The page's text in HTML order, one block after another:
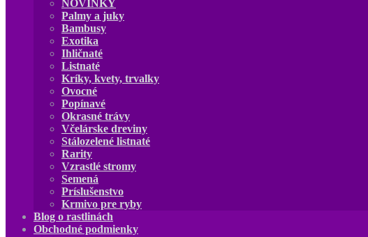
NOVINKY
Palmy a juky
Bambusy
Exotika
Ihličnaté
Listnaté
Kríky, kvety, trvalky
Ovocné
Popínavé
Okrasné trávy
Včelárske dreviny
Stálozelené listnaté
Rarity
Vzrastlé stromy
Semená
Príslušenstvo
Krmivo pre ryby
Blog o rastlinách
Obchodné podmienky